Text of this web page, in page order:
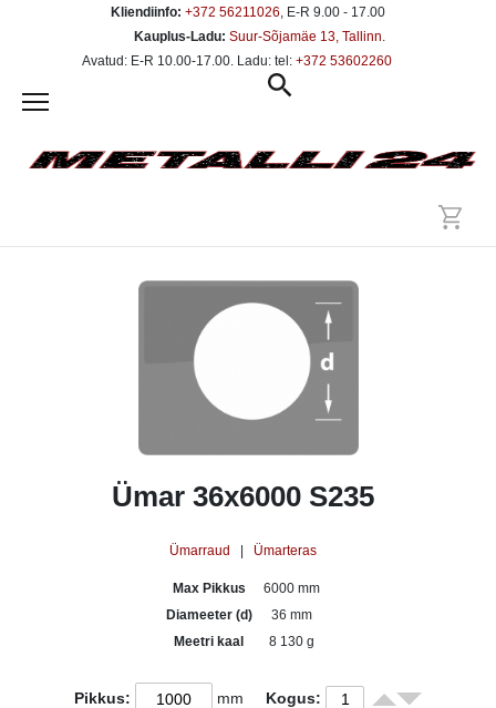
Kliendiinfo: +372 56211026, E-R 9.00 - 17.00
Kauplus-Ladu: Suur-Sõjamäe 13, Tallinn.
Avatud: E-R 10.00-17.00. Ladu: tel: +372 53602260
Ümar 36x6000 S235
Ümarraud Ümarteras
Max Pikkus
6000 mm
Diameeter (d)
36 mm
Meetri kaal
8 130 g
Pikkus: mm Kogus: